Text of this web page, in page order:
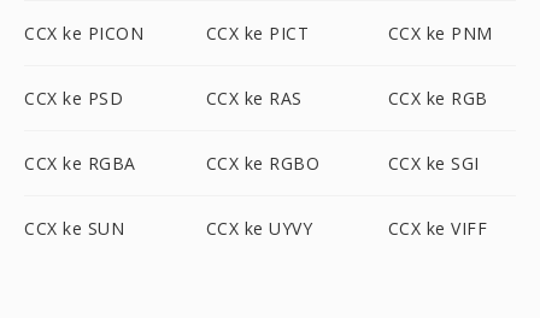
CCX ke PICON CCX ke PICT CCX ke PNM
CCX ke PSD CCX ke RAS CCX ke RGB
CCX ke RGBA CCX ke RGBO CCX ke SGI
CCX ke SUN CCX ke UYVY CCX ke VIFF